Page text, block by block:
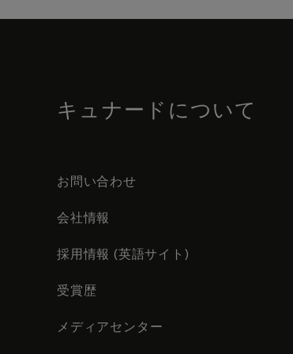
キュナードについて
お問い合わせ
会社情報
採用情報 (英語サイト)
受賞歴
メディアセンター